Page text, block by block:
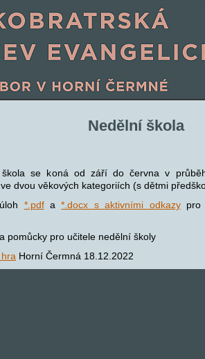
Nedělní škola
škola se koná od září do června v
dvou věkových kategoriích (s dětmi
*.pdfa*.docx s aktivními odkazypro
pomůcky pro učitele nedělní školy
Horní Čermná 18.12.2022